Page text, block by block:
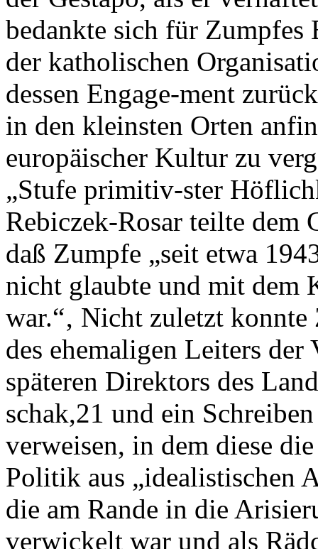
bedankte sich für
der katholischen
dessen Engage-ment
in den kleinsten Orten
europäischer Kultur zu
„Stufe primitiv-ster
Rebiczek-Rosar teilte dem
daß Zumpfe „seit etwa
nicht glaubte und mit dem
war.“‚ Nicht zuletzt
des ehemaligen Leiters der
späteren Direktors des
schak,21 und ein
verweisen, in dem diese
Politik aus „idealistischen
die am Rande in die
verwickelt war und als